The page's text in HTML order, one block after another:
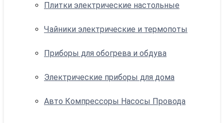
Плитки электрические настольные
Чайники электрические и термопоты
Приборы для обогрева и обдува
Электрические приборы для дома
Авто Компрессоры Насосы Провода